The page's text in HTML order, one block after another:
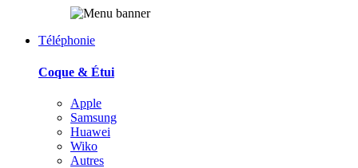
Téléphonie
Coque & Étui
Apple
Samsung
Huawei
Wiko
Autres